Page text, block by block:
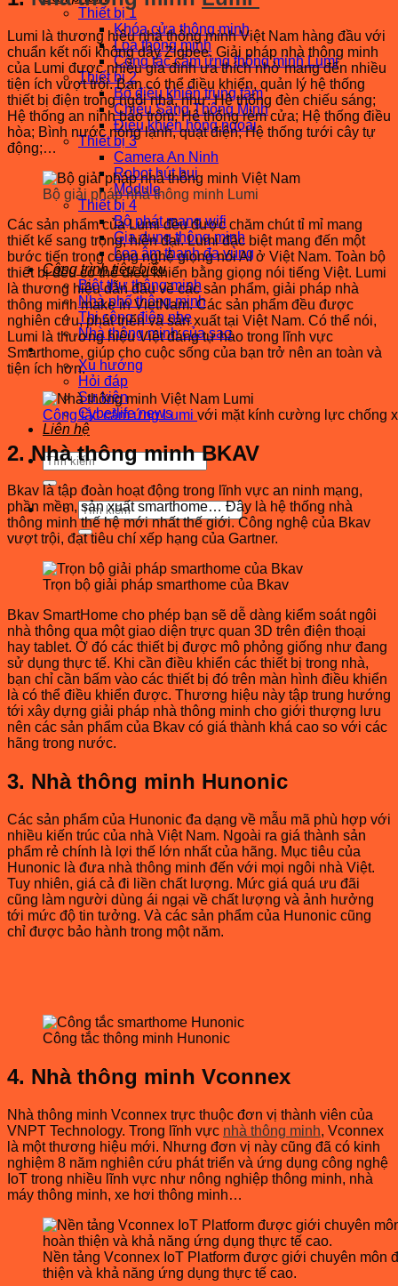
Thiết bị 1
Khóa cửa thông minh
Loa thông minh
Công tắc cảm ứng thông minh Lumi
Thiết bị 2
Bộ điều khiển trung tâm
Chiếu Sáng Thông Minh
Điều khiển hồng ngoại
Thiết bị 3
Camera An Ninh
Robot hút bụi
Module
Thiết bị 4
Bộ phát mạng wifi
Gia dụng thông minh
Loa âm thanh đa vùng
Công trình tiêu biểu
Biệt thự thông minh
Nhà phố thông minh
Thi công điện nhẹ
Nhà thông minh của sao
Tin tức – Sự kiện
Xu hướng
Hỏi đáp
Sự kiện
Cyberlife news
Liên hệ
Tìm
kiếm:
Tìm
kiếm:
Lumi là thương hiệu nhà thông minh Việt Nam hàng đầu với
chuẩn kết nối không dây Zigbee. Giải pháp nhà thông minh
của Lumi được nhiều gia đình ưa thích nhờ mang đến nhiều
tiện ích vượt trội. Bạn có thể điều khiển, quản lý hệ thống
thiết bị điện trong ngôi nhà, như: Hệ thống đèn chiếu sáng;
Hệ thống an ninh báo trộm; Hệ thống rèm cửa; Hệ thống điều
hòa; Bình nước nóng lạnh, quạt điện; Hệ thống tưới cây tự
động;…
Bộ giải pháp nhà thông minh Lumi
Các sản phẩm của Lumi đều được chăm chút tỉ mỉ mang
thiết kế sang trọng, hiện đại. Lumi đặc biệt mang đến một
bước tiến trong công nghệ giọng nói AI ở Việt Nam. Toàn bộ
thiết bị đều có thể điều khiển bằng giọng nói tiếng Việt. Lumi
là thương hiệu dẫn đầu về các sản phẩm, giải pháp nhà
thông minh make in VietNam. Các sản phẩm đều được
nghiên cứu, phát triển và sản xuất tại Việt Nam. Có thể nói,
Lumi là thương hiệu Việt đáng tự hào trong lĩnh vực
Smarthome, giúp cho cuộc sống của bạn trở nên an toàn và
tiện ích hơn.
Công tắc cảm ứng Lumi với mặt kính cường lực chống
2. Nhà thông minh BKAV
Bkav là tập đoàn hoạt động trong lĩnh vực an ninh mạng,
phần mềm, sản xuất smarthome… Đây là hệ thống nhà
thông minh thế hệ mới nhất thế giới. Công nghệ của Bkav
vượt trội, đạt tiêu chí xếp hạng của Gartner.
Trọn bộ giải pháp smarthome của Bkav
Bkav SmartHome cho phép bạn sẽ dễ dàng kiểm soát ngôi
nhà thông qua một giao diện trực quan 3D trên điện thoại
hay tablet. Ở đó các thiết bị được mô phỏng giống như đang
sử dụng thực tế. Khi cần điều khiển các thiết bị trong nhà,
bạn chỉ cần bấm vào các thiết bị đó trên màn hình điều khiển
là có thể điều khiển được. Thương hiệu này tập trung hướng
tới xây dựng giải pháp nhà thông minh cho giới thượng lưu
nên các sản phẩm của Bkav có giá thành khá cao so với các
hãng trong nước.
3. Nhà thông minh Hunonic
Các sản phẩm của Hunonic đa dạng về mẫu mã phù hợp với
nhiều kiến trúc của nhà Việt Nam. Ngoài ra giá thành sản
phẩm rẻ chính là lợi thế lớn nhất của hãng. Mục tiêu của
Hunonic là đưa nhà thông minh đến với mọi ngôi nhà Việt.
Tuy nhiên, giá cả đi liền chất lượng. Mức giá quá ưu đãi
cũng làm người dùng ái ngại về chất lượng và ảnh hưởng
tới mức độ tin tưởng. Và các sản phẩm của Hunonic cũng
chỉ được bảo hành trong một năm.
Công tắc thông minh Hunonic
4. Nhà thông minh Vconnex
Nhà thông minh Vconnex trực thuộc đơn vị thành viên của
VNPT Technology. Trong lĩnh vực nhà thông minh, Vconnex
là một thương hiệu mới. Nhưng đơn vị này cũng đã có kinh
nghiệm 8 năm nghiên cứu phát triển và ứng dụng công nghệ
IoT trong nhiều lĩnh vực như nông nghiệp thông minh, nhà
máy thông minh, xe hơi thông minh…
Nền tảng Vconnex IoT Platform được giới chuyên môn
thiện và khả năng ứng dụng thực tế cao.